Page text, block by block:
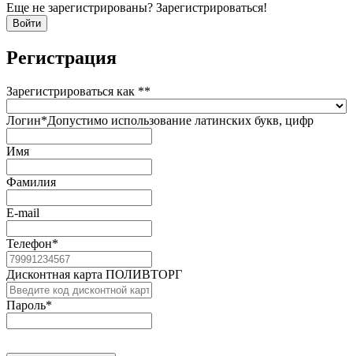
Еще не зарегистрированы? Зарегистрироваться!
Регистрация
Зарегистрироваться как **
Логин*Допустимо использование латинских букв, цифр
Имя
Фамилия
E-mail
Телефон*
Дисконтная карта ПОЛИВТОРГ
Пароль*